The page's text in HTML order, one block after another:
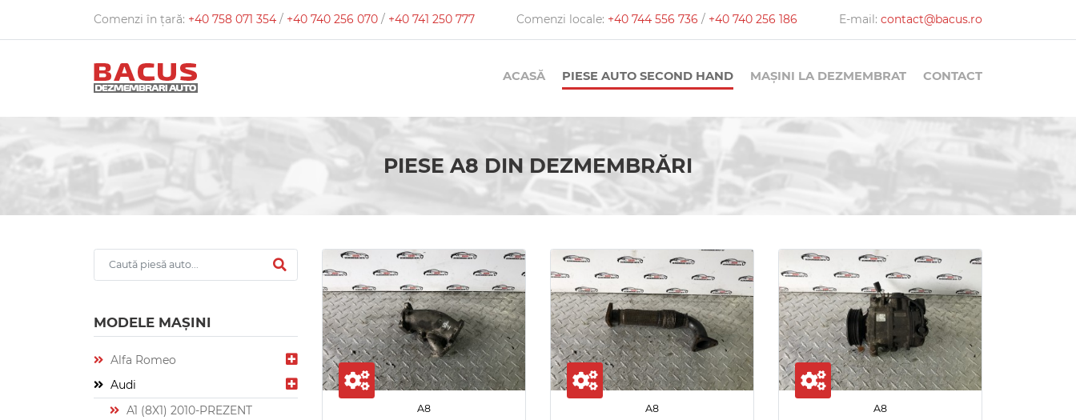
Comenzi în țară: +40 758 071 354 / +40 740 256 070 / +40 741 250 777 Comenzi locale: +40 744 556 736 / +40 740 256 186 E-mail:contact@bacus.ro
ACASĂ PIESE AUTO SECOND HAND MAȘINI LA DEZMEMBRAT CONTACT
PIESE A8 DIN DEZMEMBRĂRI
MODELE MAȘINI
Alfa Romeo
Audi
A1 (8X1) 2010-PREZENT
A8 A8 A8